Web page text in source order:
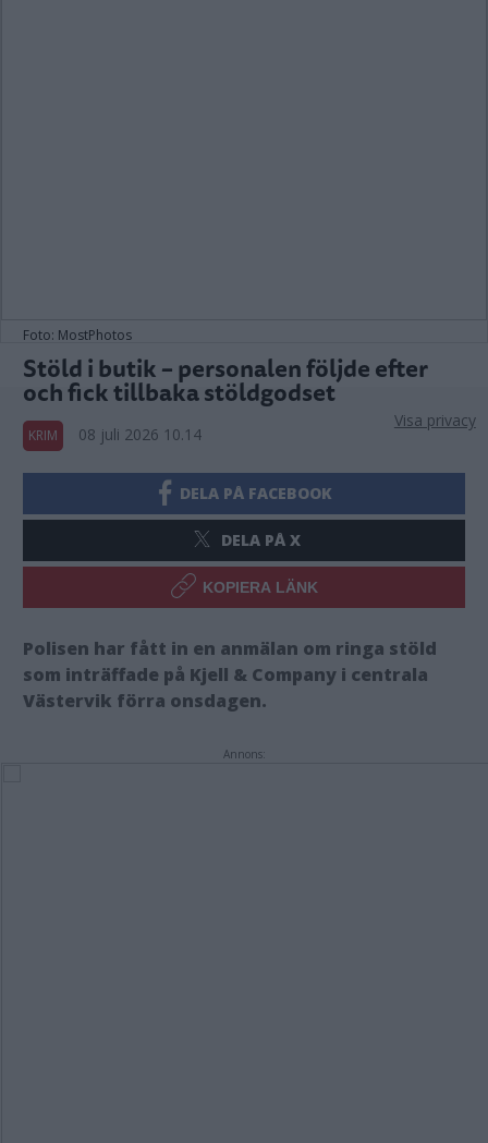
Foto: MostPhotos
Stöld i butik – personalen följde efter
och fick tillbaka stöldgodset
KRIM 08 juli 2026 10.14
DELA PÅ FACEBOOK
DELA PÅ X
KOPIERA LÄNK
Polisen har fått in en anmälan om ringa stöld
som inträffade på Kjell & Company i centrala
Västervik förra onsdagen.
Annons:
Visa privacy